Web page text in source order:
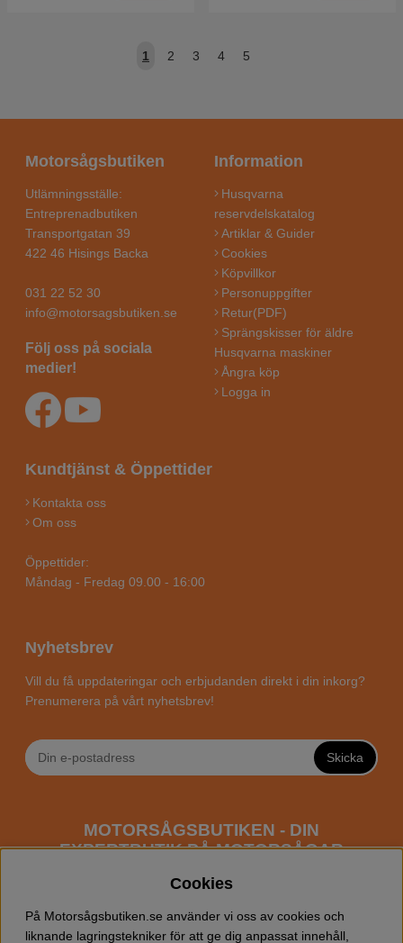
1 2 3 4 5
Motorsågsbutiken
Utlämningsställe:
Entreprenadbutiken
Transportgatan 39
422 46 Hisings Backa
031 22 52 30
info@motorsagsbutiken.se
Följ oss på sociala
medier!
Information
Husqvarna
reservdelskatalog
Artiklar & Guider
Cookies
Köpvillkor
Personuppgifter
Retur(PDF)
Sprängskisser för äldre
Husqvarna maskiner
Ångra köp
Logga in
Kundtjänst & Öppettider
Kontakta oss
Om oss
Öppettider:
Måndag - Fredag 09.00 - 16:00
Nyhetsbrev
Vill du få uppdateringar och erbjudanden direkt i din inkorg?
Prenumerera på vårt nyhetsbrev!
Skicka
MOTORSÅGSBUTIKEN - DIN
EXPERTBUTIK PÅ MOTORSÅGAR
fokus mot entusiaster och professionella användare av
Cookies
På Motorsågsbutiken.se använder vi oss av cookies och
liknande lagringstekniker för att ge dig anpassat innehåll,